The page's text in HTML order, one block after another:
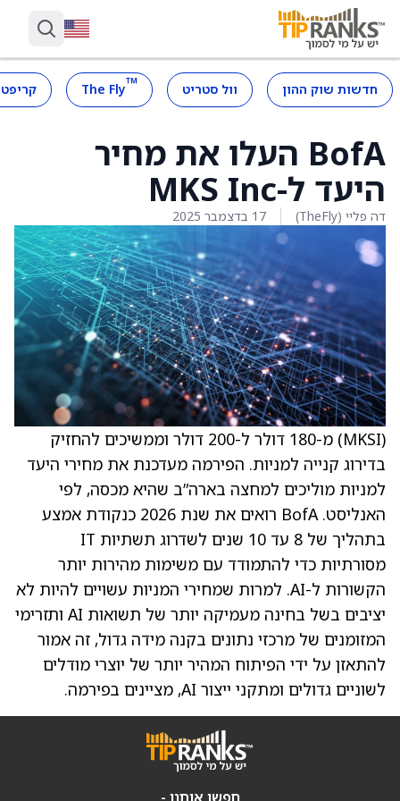
חדשות שוק ההון וול סטריט ™
The Fly
BofA העלו את מחיר
היעד ל-MKS Inc
דה פליי (TheFly) 17 בדצמבר 2025
(MKSI) מ-180 דולר ל-200 דולר וממשיכים להחזיק
בדירוג קנייה למניות. הפירמה מעדכנת את מחירי היעד
למניות מוליכים למחצה בארה”ב שהיא מכסה, לפי
האנליסט. BofA רואים את שנת 2026 כנקודת אמצע
בתהליך של 8 עד 10 שנים לשדרוג תשתיות IT
מסורתיות כדי להתמודד עם משימות מהירות יותר
הקשורות ל-AI. למרות שמחירי המניות עשויים להיות לא
יציבים בשל בחינה מעמיקה יותר של תשואות AI ותזרימי
המזומנים של מרכזי נתונים בקנה מידה גדול, זה אמור
להתאזן על ידי הפיתוח המהיר יותר של יוצרי מודלים
לשוניים גדולים ומתקני ייצור AI, מציינים בפירמה.